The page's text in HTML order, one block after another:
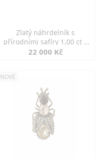
Zlatý náhrdelník s
přírodními safíry 1,00 ct a
diamanty
22 000 Kč
NOVÉ